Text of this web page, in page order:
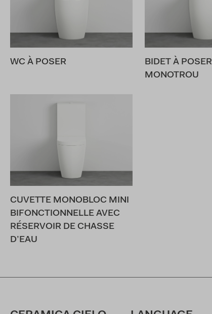
WC À POSER
BIDET À POSER
MONOTROU
CUVETTE MONOBLOC MINI
BIFONCTIONNELLE AVEC
RÉSERVOIR DE CHASSE
D’EAU